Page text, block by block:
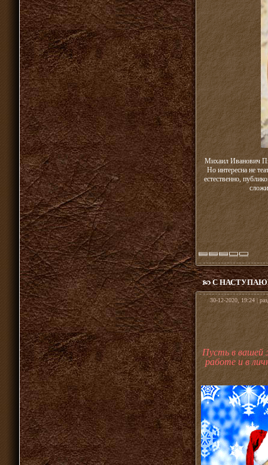
Михаил Иванович
Но интересна не
естественно,
С
30-12-2020, 19:24 |
Пусть в вашей
работе и в